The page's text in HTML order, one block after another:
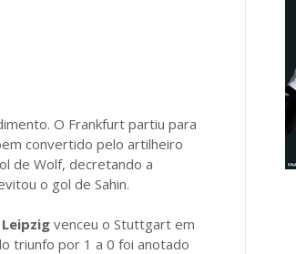
O Frankfurt partiu para
convertido pelo artilheiro
de Wolf, decretando a
o gol de Sahin.
Leipzig venceu o Stuttgart em
triunfo por 1 a 0 foi anotado